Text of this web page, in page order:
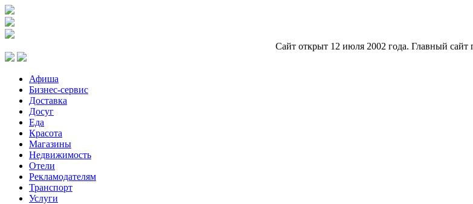
Сайт открыт 12 июля 2002 года. Главный сайт
Афиша
Бизнес-сервис
Доставка
Досуг
Еда
Красота
Магазины
Недвижимость
Отели
Рекламодателям
Транспорт
Услуги